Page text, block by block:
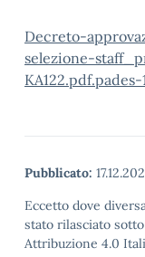
Decreto-
selezione-
KA122.pdf.pades-
Pubblicato:
Eccetto dove
stato rilasciato
Attribuzione 4.0